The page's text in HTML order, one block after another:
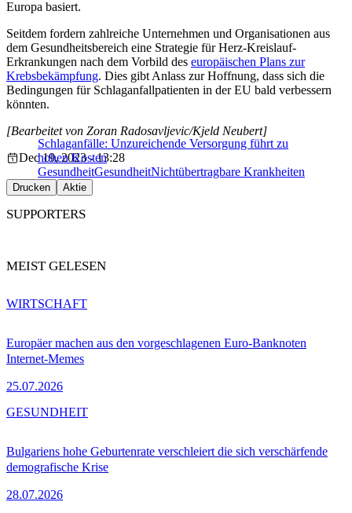
Europa basiert.
Seitdem fordern zahlreiche Unternehmen und Organisationen aus
dem Gesundheitsbereich eine Strategie für Herz-Kreislauf-
Erkrankungen nach dem Vorbild des europäischen Plans zur
Krebsbekämpfung. Dies gibt Anlass zur Hoffnung, dass sich die
Bedingungen für Schlaganfallpatienten in der EU bald verbessern
könnten.
Schlaganfälle: Unzureichende Versorgung führt zu
hohen Kosten
[Bearbeitet von Zoran Radosavljevic/Kjeld Neubert]
Dec 19, 2023 - 13:28
GesundheitGesundheitNichtübertragbare Krankheiten
Drucken Aktie
SUPPORTERS
MEIST GELESEN
Europäer machen aus den vorgeschlagenen Euro-Banknoten
Internet-Memes
25.07.2026
WIRTSCHAFT
Bulgariens hohe Geburtenrate verschleiert die sich verschärfende
demografische Krise
28.07.2026
GESUNDHEIT